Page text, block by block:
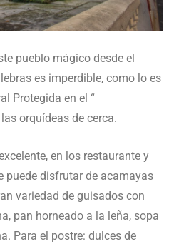
pueblo mágico desde el
es imperdible, como lo es
Protegida en el “
orquídeas de cerca.
en los restaurante y
puede disfrutar de acamayas
variedad de guisados con
pan horneado a la leña, sopa
Para el postre: dulces de